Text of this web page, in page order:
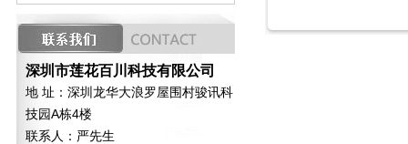
深圳市莲花百川科技有限公司
地 址：深圳龙华大浪罗屋围村骏讯科
技园A栋4楼
联系人：严先生